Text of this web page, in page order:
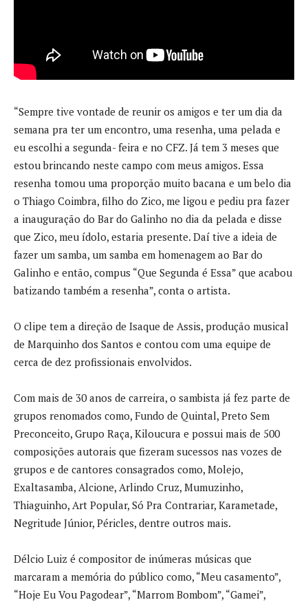
“Sempre tive vontade de reunir os amigos e ter um dia da
semana pra ter um encontro, uma resenha, uma pelada e
eu escolhi a segunda- feira e no CFZ. Já tem 3 meses que
estou brincando neste campo com meus amigos. Essa
resenha tomou uma proporção muito bacana e um belo dia
o Thiago Coimbra, filho do Zico, me ligou e pediu pra fazer
a inauguração do Bar do Galinho no dia da pelada e disse
que Zico, meu ídolo, estaria presente. Daí tive a ideia de
fazer um samba, um samba em homenagem ao Bar do
Galinho e então, compus “Que Segunda é Essa” que acabou
batizando também a resenha”, conta o artista.
O clipe tem a direção de Isaque de Assis, produção musical
de Marquinho dos Santos e contou com uma equipe de
cerca de dez profissionais envolvidos.
Com mais de 30 anos de carreira, o sambista já fez parte de
grupos renomados como, Fundo de Quintal, Preto Sem
Preconceito, Grupo Raça, Kiloucura e possui mais de 500
composições autorais que fizeram sucessos nas vozes de
grupos e de cantores consagrados como, Molejo,
Exaltasamba, Alcione, Arlindo Cruz, Mumuzinho,
Thiaguinho, Art Popular, Só Pra Contrariar, Karametade,
Negritude Júnior, Péricles, dentre outros mais.
Délcio Luiz é compositor de inúmeras músicas que
marcaram a memória do público como, “Meu casamento”,
“Hoje Eu Vou Pagodear”, “Marrom Bombom”, “Gamei”,